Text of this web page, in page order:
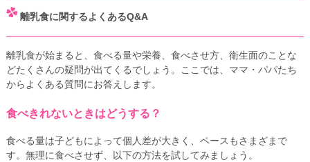
離乳食に関するよくあるQ&A
離乳食が始まると、食べる量や栄養、食べさせ方、衛生面のことな
どたくさんの疑問が出てくるでしょう。ここでは、ママ・パパたち
からよくある質問にお答えします。
食べきれないときはどうする？
食べる量は子どもによって個人差が大きく、ペースもさまざまで
す。無理に食べさせず、以下の方法を試してみましょう。